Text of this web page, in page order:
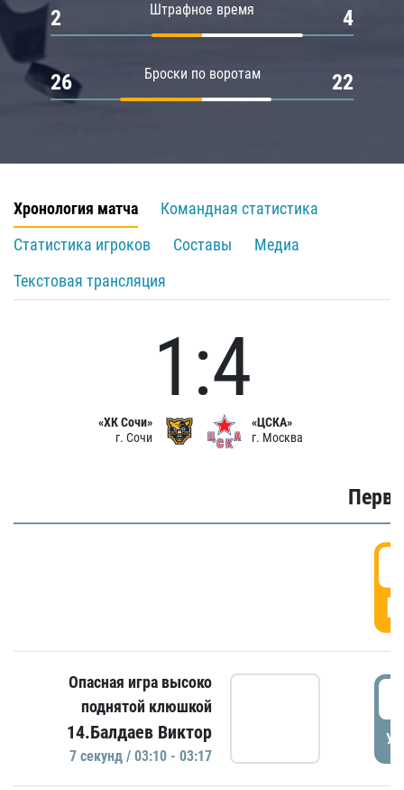
Штрафное время
2 4
Броски по воротам
26 22
Хронология матча
Командная статистика
Статистика игроков
Составы
Медиа
Текстовая трансляция
«ХК Сочи»
г. Сочи
1:4
«ЦСКА»
г. Москва
Опасная игра высоко
поднятой клюшкой
14.Балдаев Виктор
7 секунд / 03:10 - 03:17